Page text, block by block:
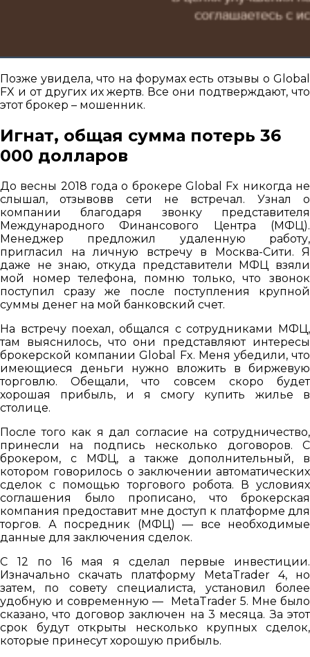
Позже увидела, что на форумах есть отзывы о Global
FX и от других их жертв. Все они подтверждают, что
этот брокер – мошенник.
Игнат, общая сумма потерь 36
000 долларов
До весны 2018 года о брокере Global Fx никогда не
слышал, отзывовв сети не встречал. Узнал о
компании благодаря звонку представителя
Международного Финансового Центра (МФЦ).
Менеджер предложил удаленную работу,
пригласил на личную встречу в Москва-Сити. Я
даже не знаю, откуда представители МФЦ взяли
мой номер телефона, помню только, что звонок
поступил сразу же после поступления крупной
суммы денег на мой банковский счет.
На встречу поехал, общался с сотрудниками МФЦ,
там выяснилось, что они представляют интересы
брокерской компании Global Fx. Меня убедили, что
имеющиеся деньги нужно вложить в биржевую
торговлю. Обещали, что совсем скоро будет
хорошая прибыль, и я смогу купить жилье в
столице.
После того как я дал согласие на сотрудничество,
принесли на подпись несколько договоров. С
брокером, с МФЦ, а также дополнительный, в
котором говорилось о заключении автоматических
сделок с помощью торгового робота. В условиях
соглашения было прописано, что брокерская
компания предоставит мне доступ к платформе для
торгов. А посредник (МФЦ) — все необходимые
данные для заключения сделок.
С 12 по 16 мая я сделал первые инвестиции.
Изначально скачать платформу MetaTrader 4, но
затем, по совету специалиста, установил более
удобную и современную — MetaTrader 5. Мне было
сказано, что договор заключен на 3 месяца. За этот
срок будут открыты несколько крупных сделок,
которые принесут хорошую прибыль.